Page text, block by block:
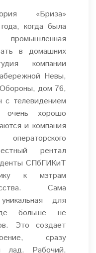
«Бриза»
когда была
в домашних
компании
Невы,
дом 76,
телевидением
хорошо
и компания
рентал
СПбГИКиТ
к мэтрам
Сама
для
больше не
Это создает
сразу
лад. Рабочий,